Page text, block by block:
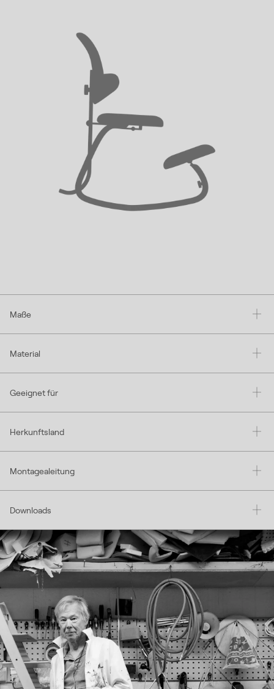
Maße
Material
Geeignet für
Herkunftsland
Montagealeitung
Downloads